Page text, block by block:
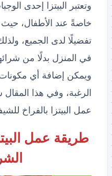
وتعتبر البيتزا إحدى
خاصةً عند الأطفال، حيث
تفضيلًا لدى الجميع،
في المنزل بدلًا من
ويمكن إضافة أي
الرغبة، وفي هذا
عمل البيتزا بالفراخ
طريقة عمل